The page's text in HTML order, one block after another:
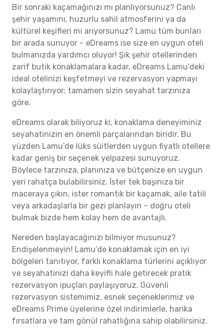
Bir sonraki kaçamağınızı mı planlıyorsunuz? Canlı
şehir yaşamını, huzurlu sahil atmosferini ya da
kültürel keşifleri mi arıyorsunuz? Lamu tüm bunları
bir arada sunuyor – eDreams ise size en uygun oteli
bulmanızda yardımcı oluyor! Şık şehir otellerinden
zarif butik konaklamalara kadar, eDreams Lamu’deki
ideal otelinizi keşfetmeyi ve rezervasyon yapmayı
kolaylaştırıyor; tamamen sizin seyahat tarzınıza
göre.
eDreams olarak biliyoruz ki, konaklama deneyiminiz
seyahatinizin en önemli parçalarından biridir. Bu
yüzden Lamu’de lüks süitlerden uygun fiyatlı otellere
kadar geniş bir seçenek yelpazesi sunuyoruz.
Böylece tarzınıza, planınıza ve bütçenize en uygun
yeri rahatça bulabilirsiniz. İster tek başınıza bir
maceraya çıkın, ister romantik bir kaçamak, aile tatili
veya arkadaşlarla bir gezi planlayın – doğru oteli
bulmak bizde hem kolay hem de avantajlı.
Nereden başlayacağınızı bilmiyor musunuz?
Endişelenmeyin! Lamu’de konaklamak için en iyi
bölgeleri tanıtıyor, farklı konaklama türlerini açıklıyor
ve seyahatinizi daha keyifli hale getirecek pratik
rezervasyon ipuçları paylaşıyoruz. Güvenli
rezervasyon sistemimiz, esnek seçeneklerimiz ve
eDreams Prime üyelerine özel indirimlerle, harika
fırsatlara ve tam gönül rahatlığına sahip olabilirsiniz.